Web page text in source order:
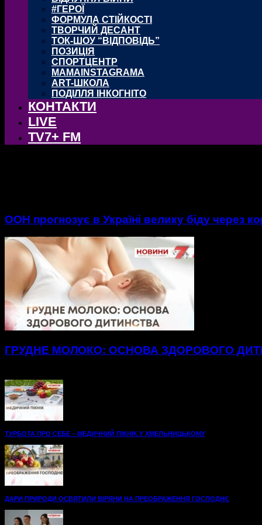
#ГЕРОЇ
ФОРМУЛА СТІЙКОСТІ
ТВОРЧИЙ ДЕСАНТ
ТОК-ШОУ “ВІДПОВІДЬ”
ПОЗИЦІЯ
СПОРТЦЕНТР
MAMAINSTAGRAMA
ART-ШКОЛА
ПОДІЛЛЯ ІНКОГНІТО
КОНТАКТИ
LIVE
TV7+ FM
ООН прогнозує в Україні велику біду через
ГРУДНЕ МОЛОКО: ОСНОВА ЗДОРОВОГО
ТУРБОТА ПРО СЕБЕ – МЕДИЧНИЙ ПІКНІК У ХМЕЛЬНИЦЬКОМУ
ДАРИ ПРИРОДИ ОСВЯТИЛИ ВІРЯНИ НА ПРЕОБРАЖЕННЯ ГОСПОДНЄ